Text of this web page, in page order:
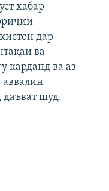
хабар
дар
ва
карданд ва аз
аввалин
шуд.